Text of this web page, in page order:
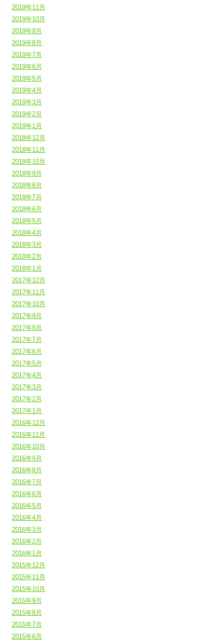
2019年11月
2019年10月
2019年9月
2019年8月
2019年7月
2019年6月
2019年5月
2019年4月
2019年3月
2019年2月
2019年1月
2018年12月
2018年11月
2018年10月
2018年9月
2018年8月
2018年7月
2018年6月
2018年5月
2018年4月
2018年3月
2018年2月
2018年1月
2017年12月
2017年11月
2017年10月
2017年9月
2017年8月
2017年7月
2017年6月
2017年5月
2017年4月
2017年3月
2017年2月
2017年1月
2016年12月
2016年11月
2016年10月
2016年9月
2016年8月
2016年7月
2016年6月
2016年5月
2016年4月
2016年3月
2016年2月
2016年1月
2015年12月
2015年11月
2015年10月
2015年9月
2015年8月
2015年7月
2015年6月